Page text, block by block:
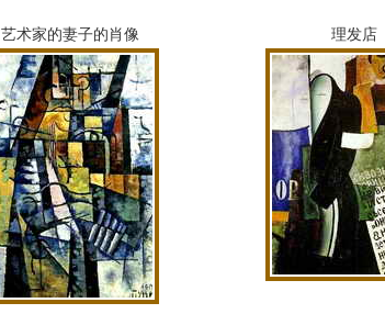
艺术家的妻子的肖像 理发店